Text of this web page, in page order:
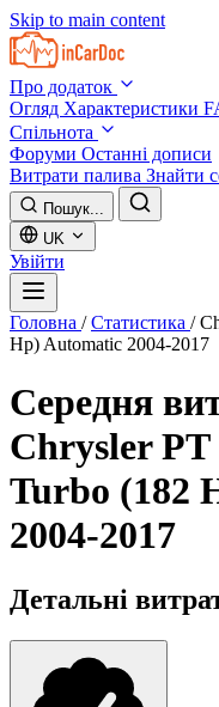
Skip to main content
Про додаток
Огляд Характеристики
Спільнота
Форуми Останні дописи
Витрати палива Знайти
Пошук...
UK
Увійти
Головна / Статистика /
Hp) Automatic 2004-2017
Середня
Chrysler
Turbo (182
2004-2017
Детальні